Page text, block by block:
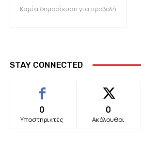
Καμία δημοσίευση για προβολή
STAY CONNECTED
0
Υποστηρικτές
0
Ακόλουθοι